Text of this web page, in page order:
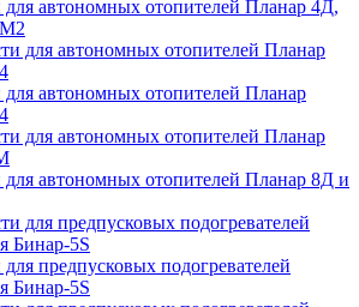
для автономных отопителей Планар 4Д,
для автономных отопителей Планар
для автономных отопителей Планар 8Д и
для предпусковых подогревателей
Бинар-5S